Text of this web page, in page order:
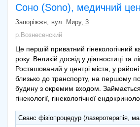
Соно (Sono), медичний
Запоріжжя
вул. Миру, 3
р.Вознесенский
Це першій приватний гінекологічний
року. Великій досвід у діагностиці та
Росташований у центрі міста, у
близько до транспорту, на першому
будину з окремим входом.
гінекології, гінекологічної
Сеанс фізіопроцедур (лазеротерапія,